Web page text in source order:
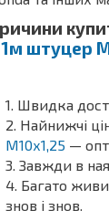
штуцер
Швидка
Найнижчі
М10х1,25 —
Завжди в
Багато
знов і знов.